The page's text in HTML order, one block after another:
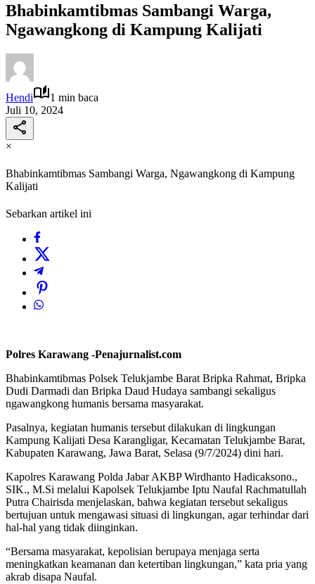
Bhabinkamtibmas Sambangi Warga,
Ngawangkong di Kampung Kalijati
Hendi
1 min baca
Juli 10, 2024
×
Bhabinkamtibmas Sambangi Warga, Ngawangkong di Kampung
Kalijati
Sebarkan artikel ini
Polres Karawang -Penajurnalist.com
Bhabinkamtibmas Polsek Telukjambe Barat Bripka Rahmat, Bripka
Dudi Darmadi dan Bripka Daud Hudaya sambangi sekaligus
ngawangkong humanis bersama masyarakat.
Pasalnya, kegiatan humanis tersebut dilakukan di lingkungan
Kampung Kalijati Desa Karangligar, Kecamatan Telukjambe Barat,
Kabupaten Karawang, Jawa Barat, Selasa (9/7/2024) dini hari.
Kapolres Karawang Polda Jabar AKBP Wirdhanto Hadicaksono.,
SIK., M.Si melalui Kapolsek Telukjambe Iptu Naufal Rachmatullah
Putra Chairisda menjelaskan, bahwa kegiatan tersebut sekaligus
bertujuan untuk mengawasi situasi di lingkungan, agar terhindar dari
hal-hal yang tidak diinginkan.
“Bersama masyarakat, kepolisian berupaya menjaga serta
meningkatkan keamanan dan ketertiban lingkungan,” kata pria yang
akrab disapa Naufal.